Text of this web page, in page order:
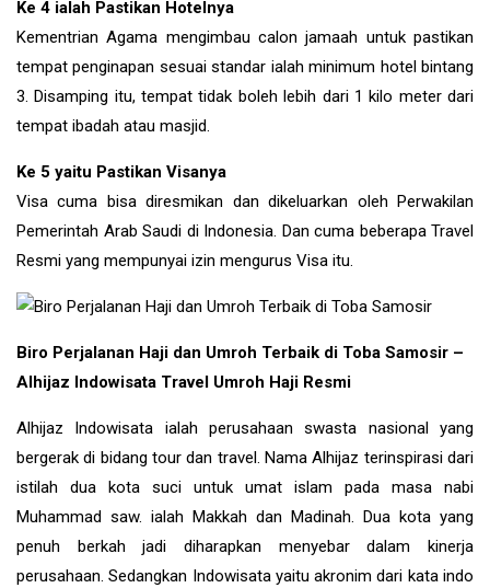
Ke 4 ialah Pastikan Hotelnya
Kementrian Agama mengimbau calon jamaah untuk pastikan
tempat penginapan sesuai standar ialah minimum hotel bintang
3. Disamping itu, tempat tidak boleh lebih dari 1 kilo meter dari
tempat ibadah atau masjid.
Ke 5 yaitu Pastikan Visanya
Visa cuma bisa diresmikan dan dikeluarkan oleh Perwakilan
Pemerintah Arab Saudi di Indonesia. Dan cuma beberapa Travel
Resmi yang mempunyai izin mengurus Visa itu.
Biro Perjalanan Haji dan Umroh Terbaik di Toba Samosir –
Alhijaz Indowisata Travel Umroh Haji Resmi
Alhijaz Indowisata ialah perusahaan swasta nasional yang
bergerak di bidang tour dan travel. Nama Alhijaz terinspirasi dari
istilah dua kota suci untuk umat islam pada masa nabi
Muhammad saw. ialah Makkah dan Madinah. Dua kota yang
penuh berkah jadi diharapkan menyebar dalam kinerja
perusahaan. Sedangkan Indowisata yaitu akronim dari kata indo